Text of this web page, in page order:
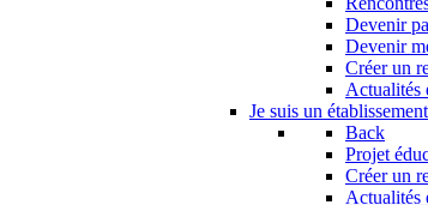
Devenir
Devenir
Créer un
Actualités
Je suis un établissement
Back
Projet
Créer un
Actualités